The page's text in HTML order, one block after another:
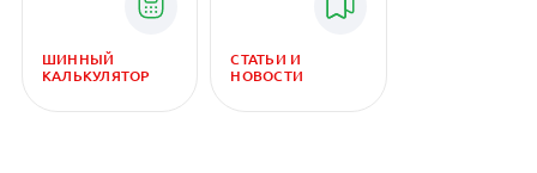
ШИННЫЙ
КАЛЬКУЛЯТОР
СТАТЬИ И
НОВОСТИ